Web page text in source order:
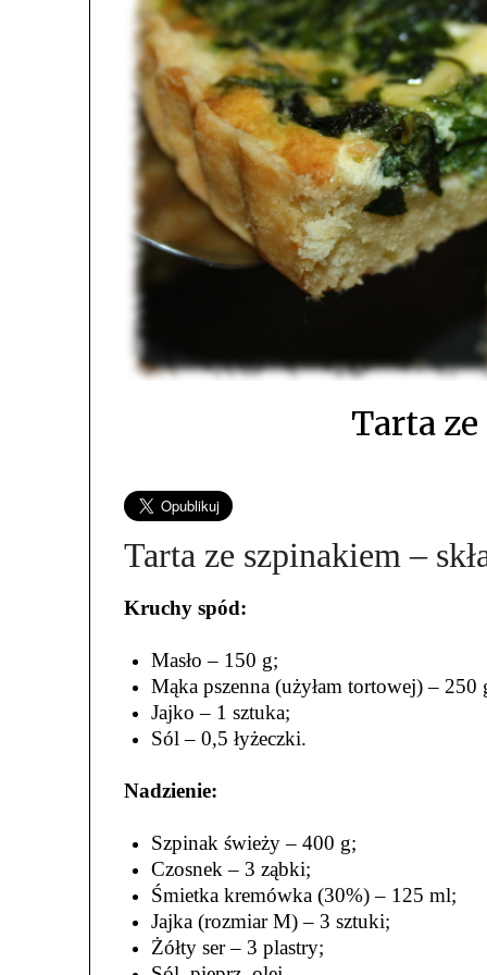
Tarta
Tarta ze szpinakiem –
Kruchy spód:
Masło – 150 g;
Mąka pszenna (użyłam tortowej) – 250
Jajko – 1 sztuka;
Sól – 0,5 łyżeczki.
Nadzienie:
Szpinak świeży – 400 g;
Czosnek – 3 ząbki;
Śmietka kremówka (30%) – 125 ml;
Jajka (rozmiar M) – 3 sztuki;
Żółty ser – 3 plastry;